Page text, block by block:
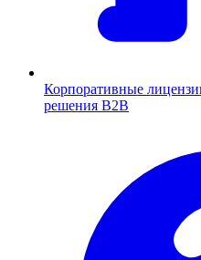
Корпоративные
решения B2B